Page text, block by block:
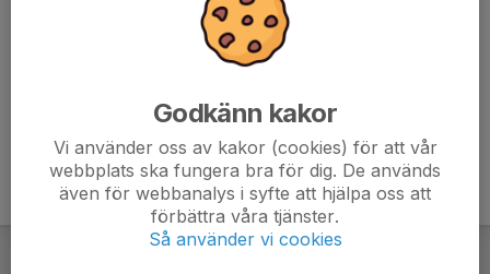
Godkänn kakor
Vi använder oss av kakor (cookies) för att vår
webbplats ska fungera bra för dig. De används
även för webbanalys i syfte att hjälpa oss att
förbättra våra tjänster.
Så använder vi cookies